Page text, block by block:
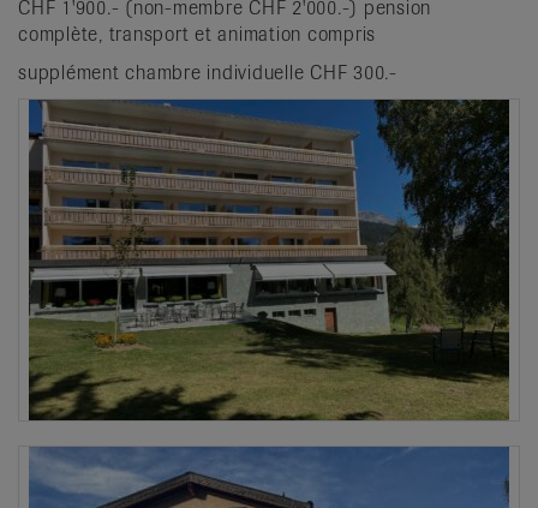
CHF 1'900.- (non-membre CHF 2'000.-) pension
complète, transport et animation compris
supplément chambre individuelle CHF 300.-